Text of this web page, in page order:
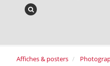
Affiches & posters